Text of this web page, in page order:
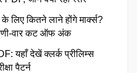
लिए कितने लाने होंगे मार्क्स?
वार कट ऑफ अंक
यहाँ देखें क्लर्क प्रीलिम्स
पैटर्न